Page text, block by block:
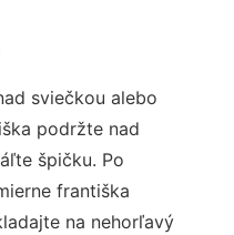
sviečkou alebo
podržte nad
špičku. Po
františka
na nehorľavý